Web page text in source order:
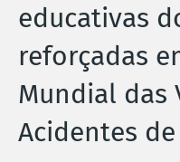
educativas
reforçadas
Mundial das
Acidentes